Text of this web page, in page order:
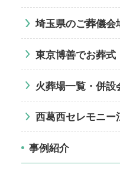
埼玉県のご葬儀会
東京博善でお葬式
火葬場一覧・併設
西葛西セレモニ
事例紹介